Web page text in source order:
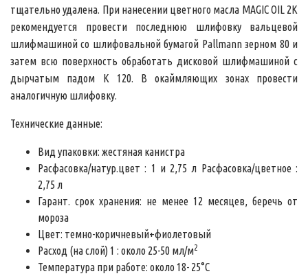
тщательно удалена. При нанесении цветного масла MAGIC OIL 2K
рекомендуется провести последнюю шлифовку вальцевой
шлифмашиной со шлифовальной бумагой Pallmann зерном 80 и
затем всю поверхность обработать дисковой шлифмашиной с
дырчатым падом К 120. В окаймляющих зонах провести
аналогичную шлифовку.
Технические данные:
Вид упаковки: жестяная канистра
Расфасовка/натур.цвет : 1 и 2,75 л Расфасовка/цветное :
2,75 л
Гарант. срок хранения: не менее 12 месяцев, беречь от
мороза
Цвет: темно-коричневый+фиолетовый
Расход (на слой) 1 : около 25-50 мл/м2
Температура при работе: около 18- 25°C